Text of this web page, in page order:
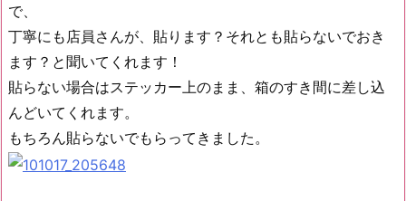
で、
丁寧にも店員さんが、貼ります？それとも貼らないでおき
ます？と聞いてくれます！
貼らない場合はステッカー上のまま、箱のすき間に差し込
んどいてくれます。
もちろん貼らないでもらってきました。